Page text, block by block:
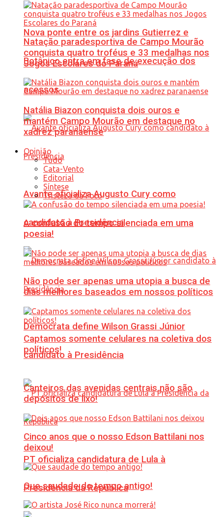
Nova ponte entre os jardins Gutierrez e
Botânico entra em fase de execução dos
acessos
Avante oficializa Augusto Cury como
candidato à Presidência
Democrata define Wilson Grassi Júnior
candidato à Presidência
PT oficializa candidatura de Lula à
Presidência da República
Natação paradesportiva de Campo Mourão
conquista quatro troféus e 33 medalhas nos
Jogos Escolares do Paraná
Natália Biazon conquista dois ouros e
mantém Campo Mourão em destaque no
xadrez paranaense
Opinião
Tudo
Cata-Vento
Editorial
Síntese
Tristeza da Foto
A confusão do tempo silenciada em uma
poesia!
Não pode ser apenas uma utopia a busca de
dias melhores baseados em nossos políticos
Captamos somente celulares na coletiva dos
políticos!
Canteiros das avenidas centrais não são
depósitos de lixo!
Cinco anos que o nosso Edson Battilani nos
deixou!
Que saudade do tempo antigo!